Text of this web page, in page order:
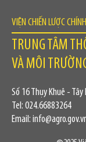
VIỆN CHIẾN LƯỢC
TRUNG TÂM
VÀ MÔI
Số 16 Thụy Khuê - Tây
Tel: 024.66883264
Email: